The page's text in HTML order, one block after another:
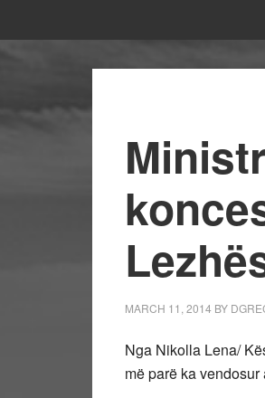
MARCH 11, 2014 BY
Nga Nikolla Lena/
më parë ka